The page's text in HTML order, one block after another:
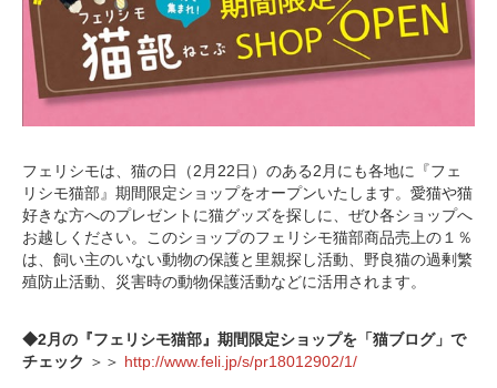
フェリシモは、猫の日（2月22日）のある2月にも各地に『フェ
リシモ猫部』期間限定ショップをオープンいたします。愛猫や猫
好きな方へのプレゼントに猫グッズを探しに、ぜひ各ショップへ
お越しください。このショップのフェリシモ猫部商品売上の１％
は、飼い主のいない動物の保護と里親探し活動、野良猫の過剰繁
殖防止活動、災害時の動物保護活動などに活用されます。
◆2月の『フェリシモ猫部』期間限定ショップを「猫ブログ」で
チェック ＞＞ http://www.feli.jp/s/pr18012902/1/